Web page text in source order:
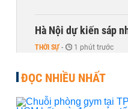
Hà Nội dự kiến sáp
THỜI SỰ - 1 phút trước
PNJ công bố thông
KINH DOANH - 1 phút trước
ĐỌC NHIỀU NHẤT